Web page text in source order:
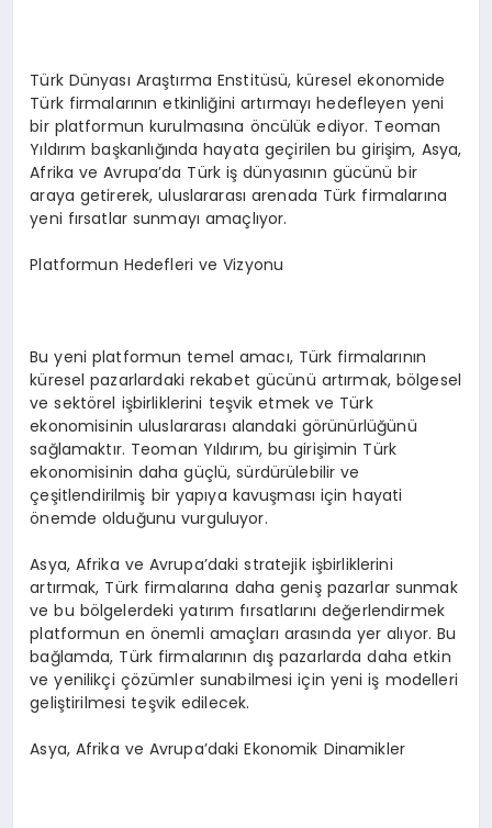
Türk Dünyası Araştırma Enstitüsü, küresel ekonomide
Türk firmalarının etkinliğini artırmayı hedefleyen yeni
bir platformun kurulmasına öncülük ediyor. Teoman
Yıldırım başkanlığında hayata geçirilen bu girişim, Asya,
Afrika ve Avrupa’da Türk iş dünyasının gücünü bir
araya getirerek, uluslararası arenada Türk firmalarına
yeni fırsatlar sunmayı amaçlıyor.
Platformun Hedefleri ve Vizyonu
Bu yeni platformun temel amacı, Türk firmalarının
küresel pazarlardaki rekabet gücünü artırmak, bölgesel
ve sektörel işbirliklerini teşvik etmek ve Türk
ekonomisinin uluslararası alandaki görünürlüğünü
sağlamaktır. Teoman Yıldırım, bu girişimin Türk
ekonomisinin daha güçlü, sürdürülebilir ve
çeşitlendirilmiş bir yapıya kavuşması için hayati
önemde olduğunu vurguluyor.
Asya, Afrika ve Avrupa’daki stratejik işbirliklerini
artırmak, Türk firmalarına daha geniş pazarlar sunmak
ve bu bölgelerdeki yatırım fırsatlarını değerlendirmek
platformun en önemli amaçları arasında yer alıyor. Bu
bağlamda, Türk firmalarının dış pazarlarda daha etkin
ve yenilikçi çözümler sunabilmesi için yeni iş modelleri
geliştirilmesi teşvik edilecek.
Asya, Afrika ve Avrupa’daki Ekonomik Dinamikler